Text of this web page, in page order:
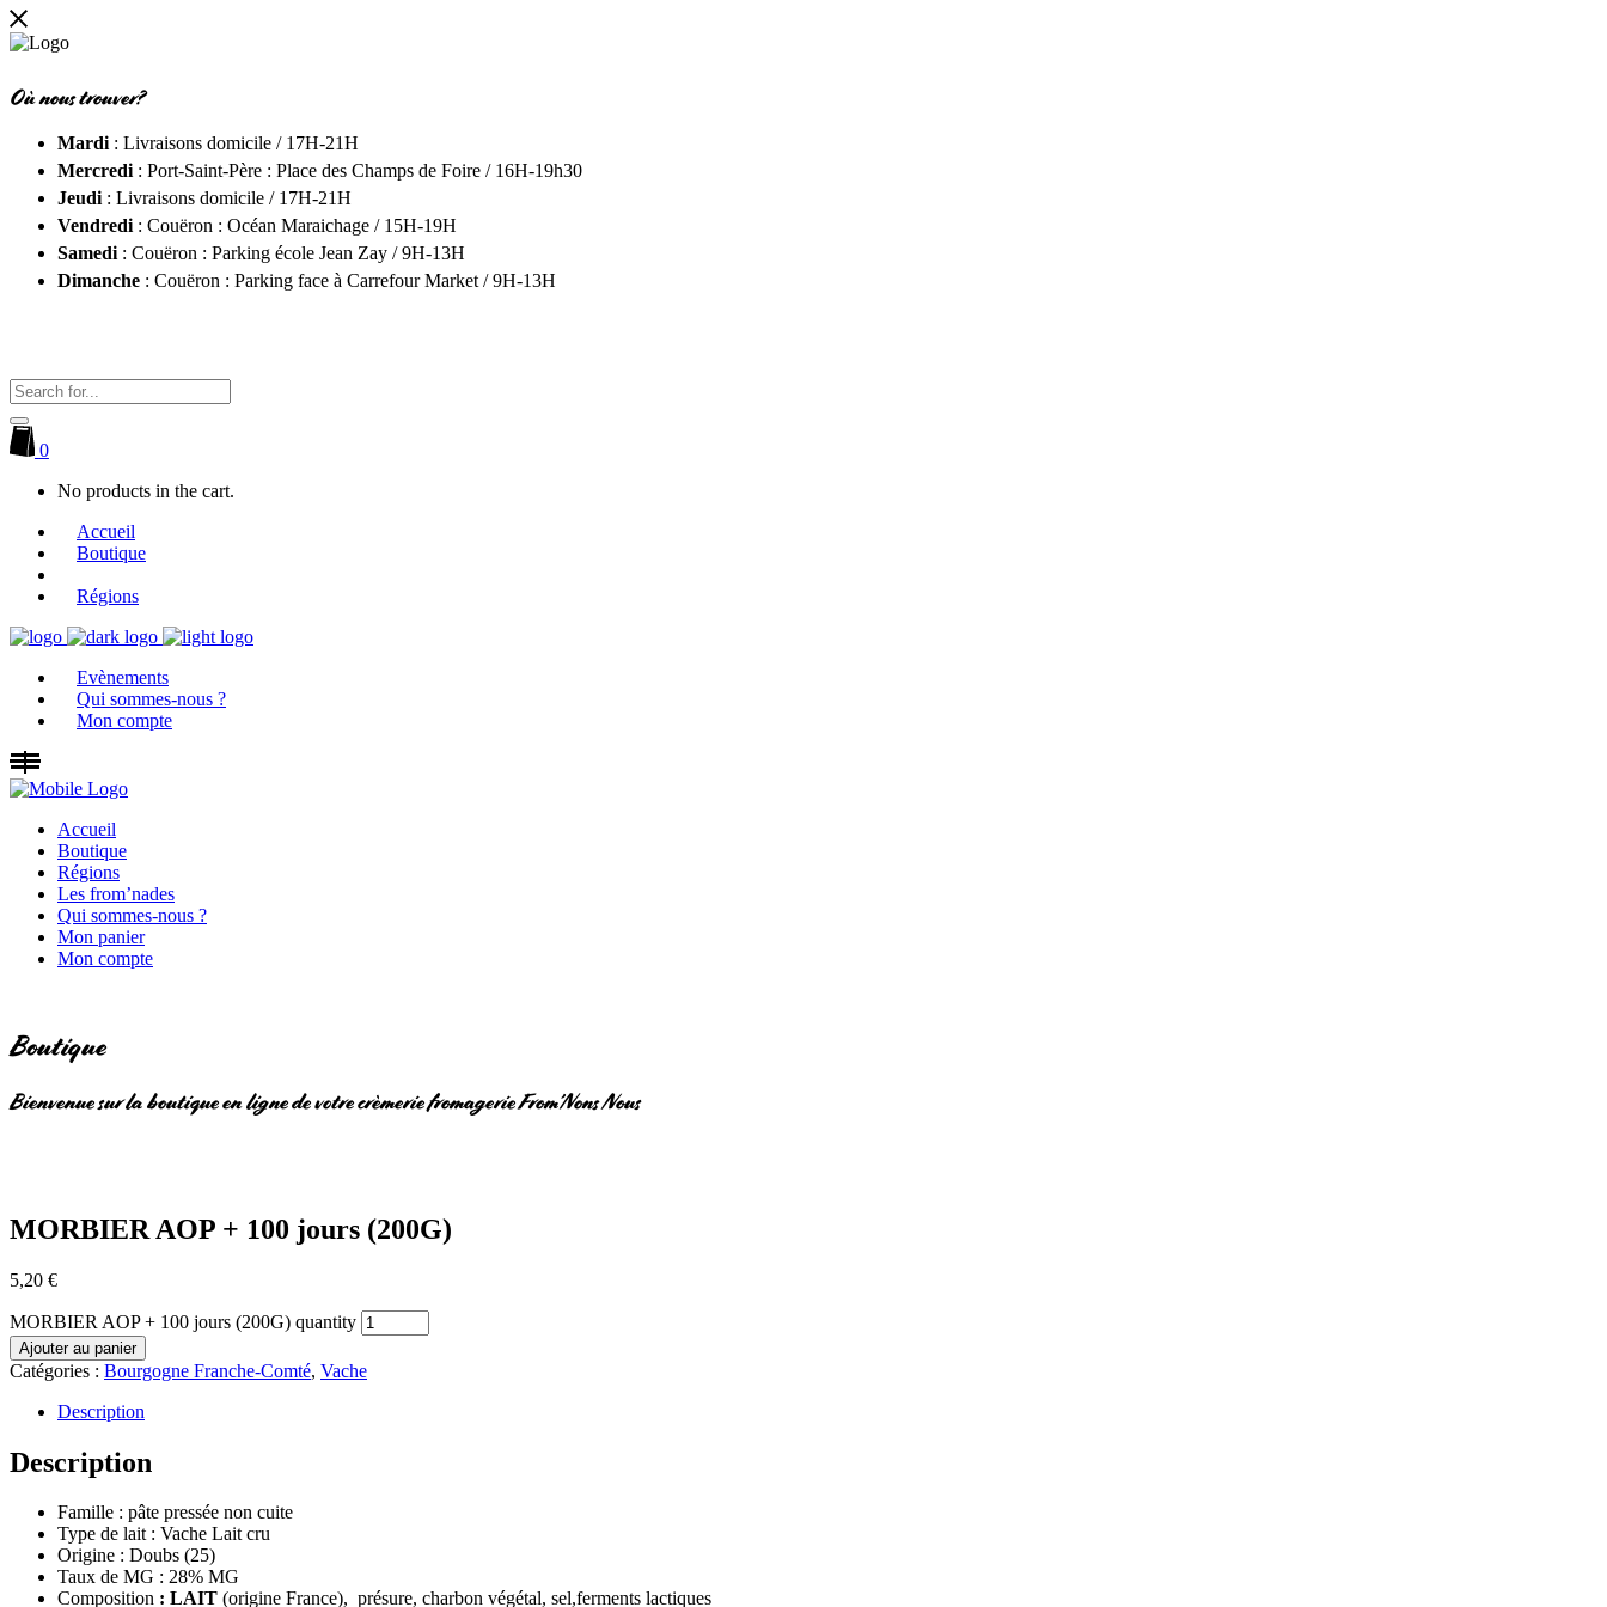
Où nous trouver?
Mardi : Livraisons domicile / 17H-21H
Mercredi : Port-Saint-Père : Place des Champs de Foire / 16H-19h30
Jeudi : Livraisons domicile / 17H-21H
Vendredi : Couëron : Océan Maraichage / 15H-19H
Samedi : Couëron : Parking école Jean Zay / 9H-13H
Dimanche : Couëron : Parking face à Carrefour Market / 9H-13H
0
No products in the cart.
Accueil
Boutique
Régions
Evènements
Qui sommes-nous ?
Mon compte
Accueil
Boutique
Régions
Les from’nades
Qui sommes-nous ?
Mon panier
Mon compte
Boutique
Bienvenue sur la boutique en ligne de votre crèmerie fromagerie From’Nons Nous
MORBIER AOP + 100 jours (200G)
5,20 €
MORBIER AOP + 100 jours (200G) quantity
Ajouter au panier
Catégories : Bourgogne Franche-Comté, Vache
Description
Description
Famille : pâte pressée non cuite
Type de lait : Vache Lait cru
Origine : Doubs (25)
Taux de MG : 28% MG
Composition : LAIT (origine France), présure, charbon végétal, sel,ferments lactiques